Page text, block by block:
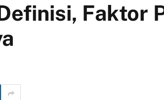
Faktor